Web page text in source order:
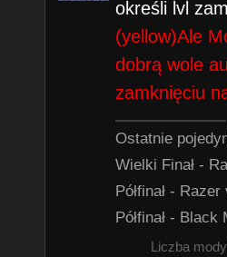
określi lvl
(yellow)Ale
dobrą wole
zamknięciu
Ostatnie
Wielki Finał -
Półfinał -
Półfinał -
Liczba